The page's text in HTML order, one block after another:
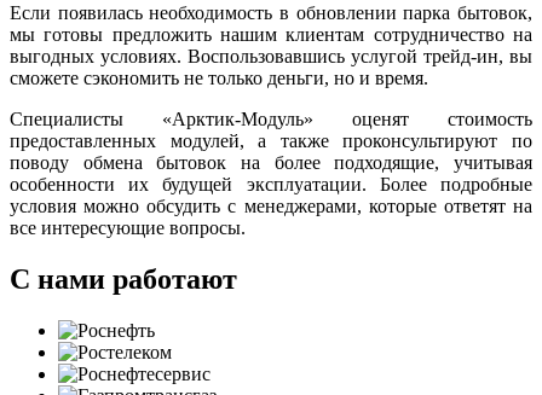
Если появилась необходимость в обновлении парка бытовок,
мы готовы предложить нашим клиентам сотрудничество на
выгодных условиях. Воспользовавшись услугой трейд-ин, вы
сможете сэкономить не только деньги, но и время.
Специалисты «Арктик-Модуль» оценят стоимость
предоставленных модулей, а также проконсультируют по
поводу обмена бытовок на более подходящие, учитывая
особенности их будущей эксплуатации. Более подробные
условия можно обсудить с менеджерами, которые ответят на
все интересующие вопросы.
С нами работают